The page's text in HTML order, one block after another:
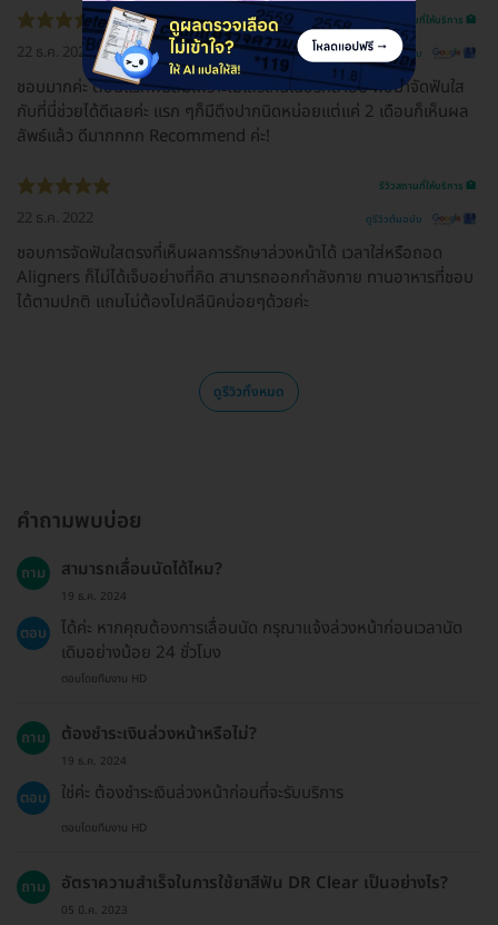
รีวิวสถานที่ให้บริการ 🏥
22 ธ.ค. 2022 ดูรีวิวต้นฉบับ
ชอบมากค่ะ ตอนเเรกฟันล้มเพราะไม่ใส่รีเทนเนอร์หลายปี พอมาจัดฟันใส
กับที่นี่ช่วยได้ดีเลยค่ะ เเรก ๆก็มีตึงปากนิดหน่อยเเต่เเค่ 2 เดือนก็เห็นผล
ลัพธ์เเล้ว ดีมากกกก Recommend ค่ะ!
รีวิวสถานที่ให้บริการ 🏥
22 ธ.ค. 2022 ดูรีวิวต้นฉบับ
ชอบการจัดฟันใสตรงที่เห็นผลการรักษาล่วงหน้าได้ เวลาใส่หรือถอด
Aligners ก็ไม่ได้เจ็บอย่างที่คิด สามารถออกกำลังกาย ทานอาหารที่ชอบ
ได้ตามปกติ เเถมไม่ต้องไปคลีนิคบ่อยๆด้วยค่ะ
ดูรีวิวทั้งหมด
คำถามพบบ่อย
ถาม สามารถเลื่อนนัดได้ไหม?
19 ธ.ค. 2024
ตอบ
ได้ค่ะ หากคุณต้องการเลื่อนนัด กรุณาแจ้งล่วงหน้าก่อนเวลานัด
เดิมอย่างน้อย 24 ชั่วโมง
ตอบโดยทีมงาน HD
ถาม ต้องชำระเงินล่วงหน้าหรือไม่?
19 ธ.ค. 2024
ตอบ ใช่ค่ะ ต้องชำระเงินล่วงหน้าก่อนที่จะรับบริการ
ตอบโดยทีมงาน HD
ถาม อัตราความสำเร็จในการใช้ยาสีฟัน DR Clear เป็นอย่างไร?
05 มี.ค. 2023